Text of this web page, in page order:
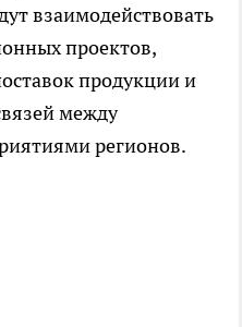
взаимодействовать
проектов,
продукции и
между
регионов.